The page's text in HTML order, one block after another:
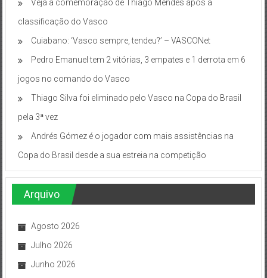
Veja a comemoração de Thiago Mendes após a
classificação do Vasco
Cuiabano: ‘Vasco sempre, tendeu?’ – VASCONet
Pedro Emanuel tem 2 vitórias, 3 empates e 1 derrota em 6
jogos no comando do Vasco
Thiago Silva foi eliminado pelo Vasco na Copa do Brasil
pela 3ª vez
Andrés Gómez é o jogador com mais assistências na
Copa do Brasil desde a sua estreia na competição
Arquivo
Agosto 2026
Julho 2026
Junho 2026